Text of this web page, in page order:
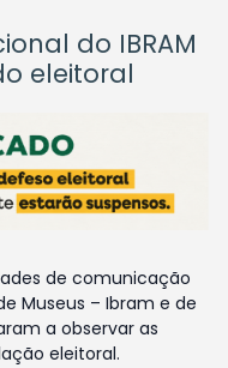
do IBRAM
eleitoral
de comunicação
Museus – Ibram e de
a observar as
eleitoral.